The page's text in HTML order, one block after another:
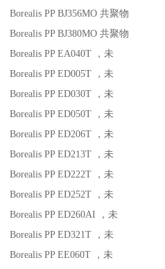
Borealis PP BJ356MO 共聚物
Borealis PP BJ380MO 共聚物
Borealis PP EA040T
，未
Borealis PP ED005T
，未
Borealis PP ED030T
，未
Borealis PP ED050T
，未
Borealis PP ED206T
，未
Borealis PP ED213T
，未
Borealis PP ED222T
，未
Borealis PP ED252T
，未
Borealis PP ED260AI
，未
Borealis PP ED321T
，未
Borealis PP EE060T
，未